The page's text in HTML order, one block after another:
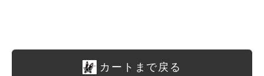
カートまで戻る